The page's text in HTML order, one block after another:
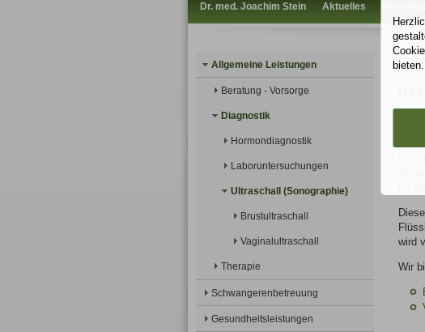
Dr. med. Joachim Stein Aktuelles
Allgemeine Leistungen
Beratung - Vorsorge
Diagnostik
Hormondiagnostik
Laboruntersuchungen
Ultraschall (Sonographie)
Brustultraschall
Vaginalultraschall
Therapie
Schwangerenbetreuung
Gesundheitsleistungen
Ein
für
wird
Wir
bieten.